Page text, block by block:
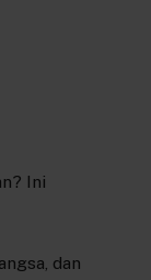
dan